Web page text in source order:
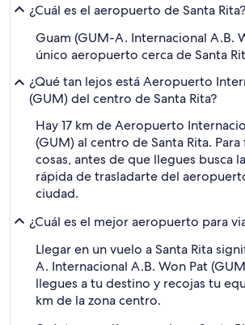
¿Cuál es el aeropuerto de Santa Rita?
Guam (GUM-A. Internacional A.B.
único aeropuerto cerca de Santa
¿Qué tan lejos está Aeropuerto
(GUM) del centro de Santa Rita?
Hay 17 km de Aeropuerto
(GUM) al centro de Santa Rita.
cosas, antes de que llegues busca
rápida de trasladarte del
ciudad.
¿Cuál es el mejor aeropuerto para
Llegar en un vuelo a Santa Rita
A. Internacional A.B. Won Pat
llegues a tu destino y recojas tu
km de la zona centro.